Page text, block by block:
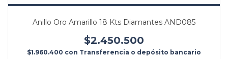
Anillo Oro Amarillo 18 Kts Diamantes AND085
$2.450.500
$1.960.400 con Transferencia o depósito bancario